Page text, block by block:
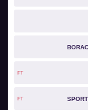
FT
FT